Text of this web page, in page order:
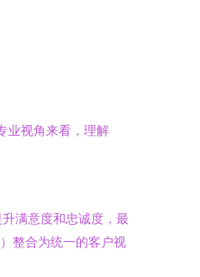
业视角来看，理解
满意度和忠诚度，最
整合为统一的客户视